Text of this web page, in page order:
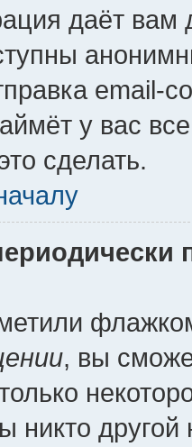
даёт
email-
у вас
сделать.
, вы
никто